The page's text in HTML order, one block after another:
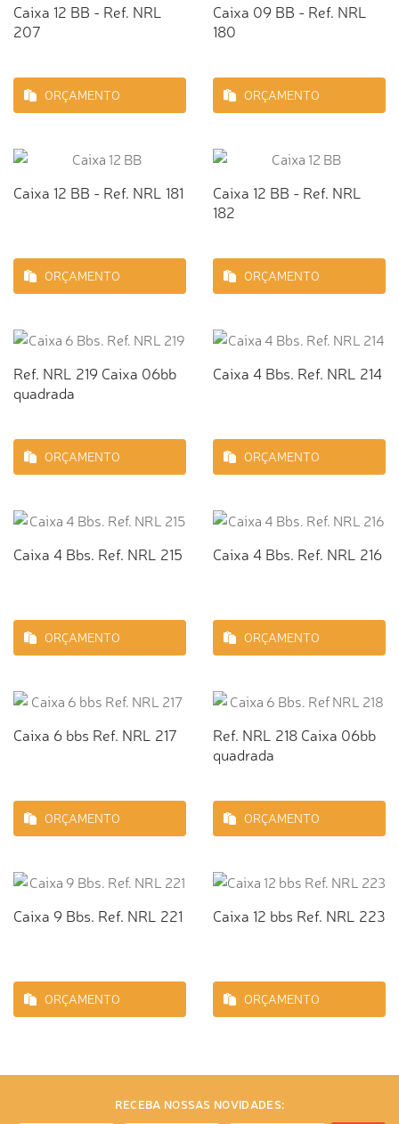
Caixa 12 BB - Ref. NRL
207
ORÇAMENTO
Caixa 09 BB - Ref. NRL
180
ORÇAMENTO
Caixa 12 BB - Ref. NRL 181
ORÇAMENTO
Caixa 12 BB - Ref. NRL
182
ORÇAMENTO
Ref. NRL 219 Caixa 06bb
quadrada
ORÇAMENTO
Caixa 4 Bbs. Ref. NRL 214
ORÇAMENTO
Caixa 4 Bbs. Ref. NRL 215
ORÇAMENTO
Caixa 4 Bbs. Ref. NRL 216
ORÇAMENTO
Caixa 6 bbs Ref. NRL 217
ORÇAMENTO
Ref. NRL 218 Caixa 06bb
quadrada
ORÇAMENTO
Caixa 9 Bbs. Ref. NRL 221
ORÇAMENTO
Caixa 12 bbs Ref. NRL 223
ORÇAMENTO
RECEBA NOSSAS NOVIDADES: